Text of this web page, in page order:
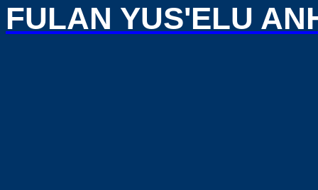
FULAN YUS'ELU